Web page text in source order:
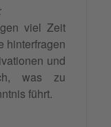
viel Zeit
hinterfragen
und
was zu
führt.